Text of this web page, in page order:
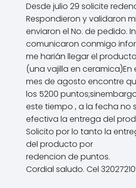
Desde julio 29 solicite
Respondieron y validaron
enviaron el No. de pedido.
comunicaron conmigo
me harián llegar el
(una vajilla en ceramica)En
mes de agosto encontre
los 5200
este tiempo , a la fecha no
efectiva la entrega del
Solicito por lo tanto la
del producto por
redencion de puntos.
Cordial saludo. Cel